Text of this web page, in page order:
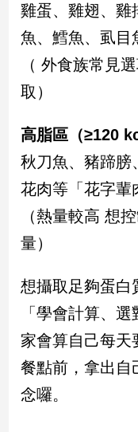
南
灣
觀
南
台
灣
觀
點
娛
樂
娛
樂
星
聞
雞蛋、雞翅、雞
魚、鱈魚、虱目
（ 外食族常見
取）
高脂區（≥120
秋刀魚、豬蹄膀
花肉等「花字輩
（熱量較高 想
量）
想攝取足夠蛋白
「學會計算、
家會算自己每天
餐點前，拿出自
念囉。